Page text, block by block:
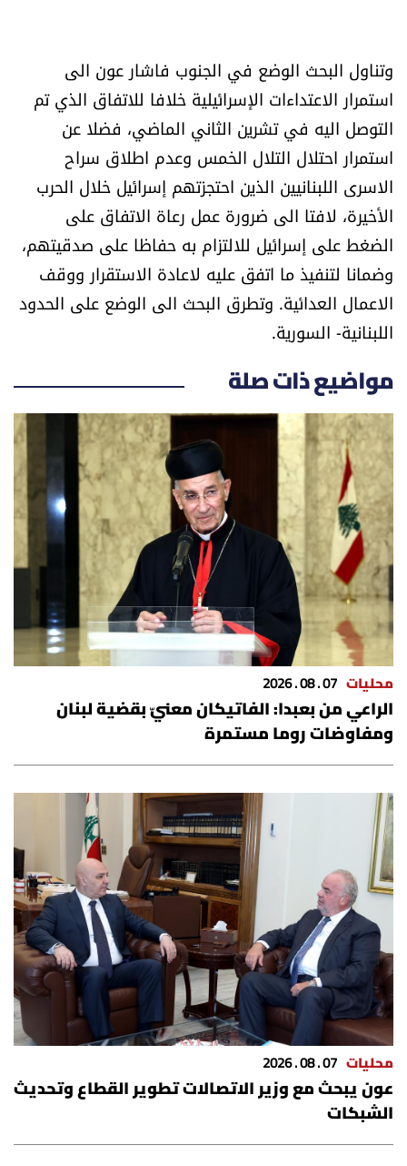
وتناول البحث الوضع في الجنوب فاشار عون الى
استمرار الاعتداءات الإسرائيلية خلافا للاتفاق الذي تم
التوصل اليه في تشرين الثاني الماضي، فضلا عن
استمرار احتلال التلال الخمس وعدم اطلاق سراح
الاسرى اللبنانيين الذين احتجزتهم إسرائيل خلال الحرب
الأخيرة، لافتا الى ضرورة عمل رعاة الاتفاق على
الضغط على إسرائيل للالتزام به حفاظا على صدقيتهم،
وضمانا لتنفيذ ما اتفق عليه لاعادة الاستقرار ووقف
الاعمال العدائية. وتطرق البحث الى الوضع على الحدود
اللبنانية- السورية.
مواضيع ذات صلة
محليات 07 . 08 . 2026
الراعي من بعبدا: الفاتيكان معنيّ بقضية لبنان
ومفاوضات روما مستمرة
محليات 07 . 08 . 2026
عون يبحث مع وزير الاتصالات تطوير القطاع وتحديث
الشبكات